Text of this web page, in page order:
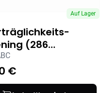
Auf Lager
(286
Labortest
€